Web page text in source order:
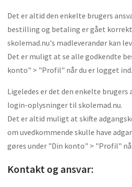
Det er altid den enkelte brugers
bestilling og betaling er gået
skolemad.nu's madleverandør kan
Det er muligt at se alle godkendte
konto" > "Profil" når du er logget ind.
Ligeledes er det den enkelte brugers
login-oplysninger til skolemad.nu.
Det er altid muligt at skifte
om uvedkommende skulle have
gøres under "Din konto" > "Profil"
Kontakt og ansvar: